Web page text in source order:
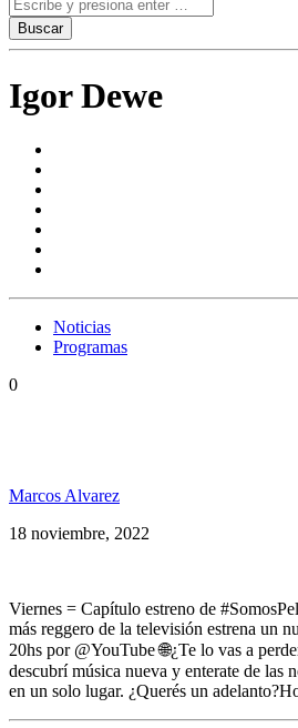
Igor Dewe
Noticias
Programas
0
Marcos Alvarez
18 noviembre, 2022
Viernes = Capítulo estreno de
más reggero de la televisión estrena un
20hs por @YouTube 🌐¿Te lo vas a
descubrí música nueva y enterate de las
en un solo lugar. ¿Querés un